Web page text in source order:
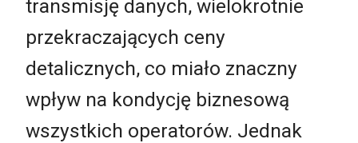
transmisję danych, wielokrotnie
przekraczających ceny
detalicznych, co miało znaczny
wpływ na kondycję biznesową
wszystkich operatorów. Jednak